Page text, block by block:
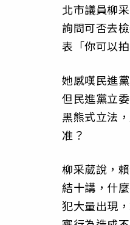
北市議員柳
詢問可否去
表「你可以
她感嘆民進
但民進黨立
黑熊式立法
准？
柳采葳說，
結十講，什
犯大量出現